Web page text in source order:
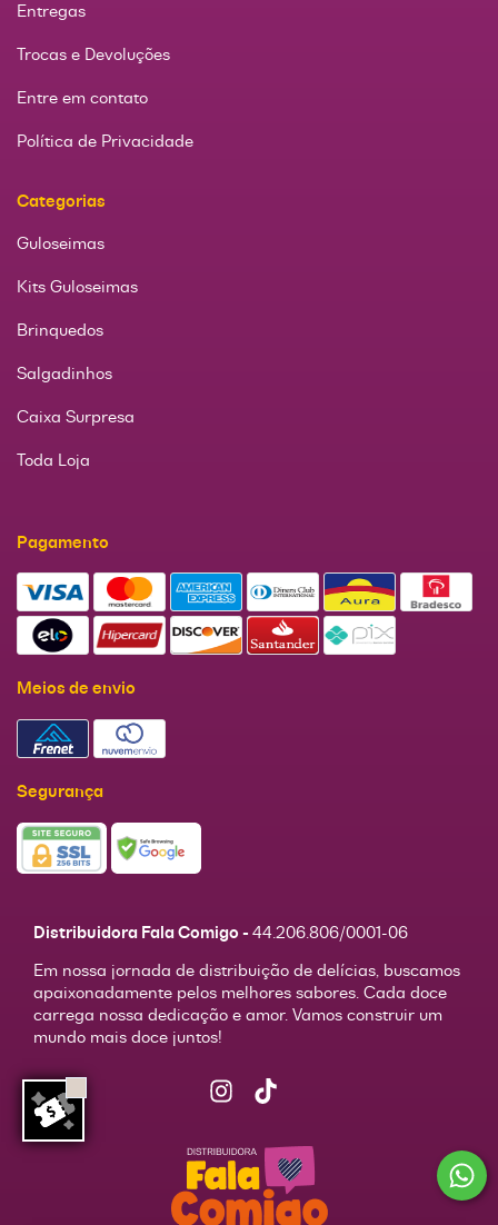
Entregas
Trocas e Devoluções
Entre em contato
Política de Privacidade
Categorias
Guloseimas
Kits Guloseimas
Brinquedos
Salgadinhos
Caixa Surpresa
Toda Loja
Pagamento
Meios de envio
Segurança
Distribuidora Fala Comigo - 44.206.806/0001-06
Em nossa jornada de distribuição de delícias, buscamos
apaixonadamente pelos melhores sabores. Cada doce
carrega nossa dedicação e amor. Vamos construir um
mundo mais doce juntos!